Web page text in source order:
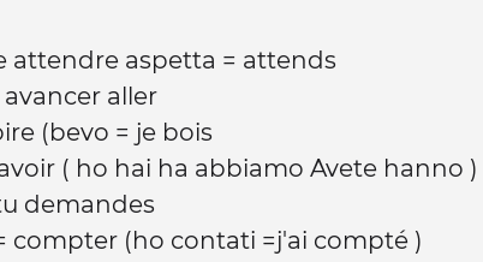
attendre aspetta = attends
aller
(bevo = je bois
avoir ( ho hai ha abbiamo Avete hanno )
demandes
compter (ho contati =j'ai compté )